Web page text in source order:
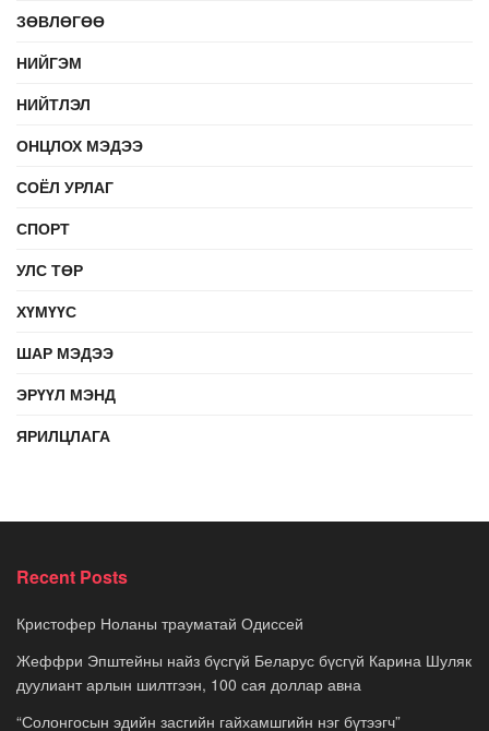
ЗӨВЛӨГӨӨ
НИЙГЭМ
НИЙТЛЭЛ
ОНЦЛОХ МЭДЭЭ
СОЁЛ УРЛАГ
СПОРТ
УЛС ТӨР
ХҮМҮҮС
ШАР МЭДЭЭ
ЭРҮҮЛ МЭНД
ЯРИЛЦЛАГА
Recent Posts
Кристофер Ноланы трауматай Одиссей
Жеффри Эпштейны найз бүсгүй Беларус бүсгүй Карина Шуляк
дуулиант арлын шилтгээн, 100 сая доллар авна
“Солонгосын эдийн засгийн гайхамшгийн нэг бүтээгч”